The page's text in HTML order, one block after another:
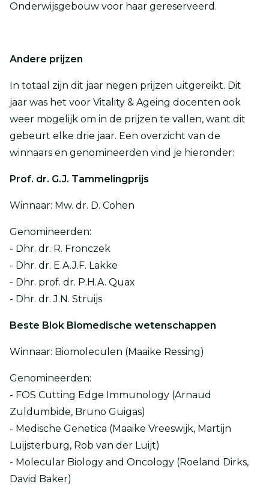
Onderwijsgebouw voor haar gereserveerd.
Andere prijzen
In totaal zijn dit jaar negen prijzen uitgereikt. Dit
jaar was het voor Vitality & Ageing docenten ook
weer mogelijk om in de prijzen te vallen, want dit
gebeurt elke drie jaar. Een overzicht van de
winnaars en genomineerden vind je hieronder:
Prof. dr. G.J. Tammelingprijs
Winnaar: Mw. dr. D. Cohen
Genomineerden:
- Dhr. dr. R. Fronczek
- Dhr. dr. E.A.J.F. Lakke
- Dhr. prof. dr. P.H.A. Quax
- Dhr. dr. J.N. Struijs
Beste Blok Biomedische wetenschappen
Winnaar: Biomoleculen (Maaike Ressing)
Genomineerden:
- FOS Cutting Edge Immunology (Arnaud
Zuldumbide, Bruno Guigas)
- Medische Genetica (Maaike Vreeswijk, Martijn
Luijsterburg, Rob van der Luijt)
- Molecular Biology and Oncology (Roeland Dirks,
David Baker)